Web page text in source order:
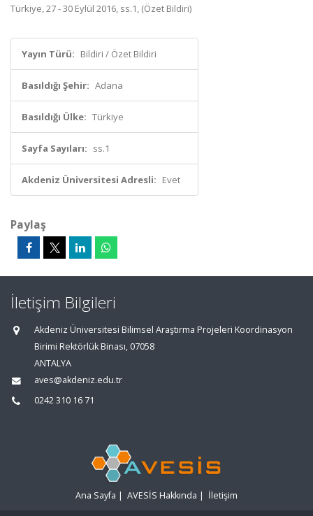
Türkiye, 27 - 30 Eylül 2016, ss.1, (Özet Bildiri)
Yayın Türü: Bildiri / Özet Bildiri
Basıldığı Şehir: Adana
Basıldığı Ülke: Türkiye
Sayfa Sayıları: ss.1
Akdeniz Üniversitesi Adresli: Evet
Paylaş
İletişim Bilgileri
Akdeniz Üniversitesi Bilimsel Araştırma Projeleri Koordinasyon
Birimi Rektörlük Binası, 07058
ANTALYA
aves@akdeniz.edu.tr
0242 310 16 71
Ana Sayfa | AVESİS Hakkında | İletişim